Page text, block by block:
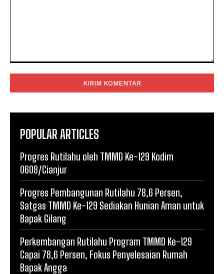
POPULAR ARTICLES
Progres Rutilahu oleh TMMD Ke-129 Kodim
0608/Cianjur
Progres Pembangunan Rutilahu 78,6 Persen,
Satgas TMMD Ke-129 Sediakan Hunian Aman untuk
Bapak Gilang
Perkembangan Rutilahu Program TMMD Ke-129
Capai 78,6 Persen, Fokus Penyelesaian Rumah
Bapak Angga